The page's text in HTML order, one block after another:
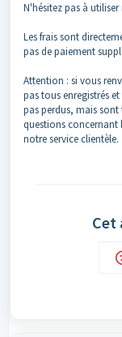
N'hésitez pas à
Les frais sont
pas de paiement
Attention : si vous
pas tous enregistrés
pas perdus, mais sont
questions concernant
notre service clientèle.
Cet